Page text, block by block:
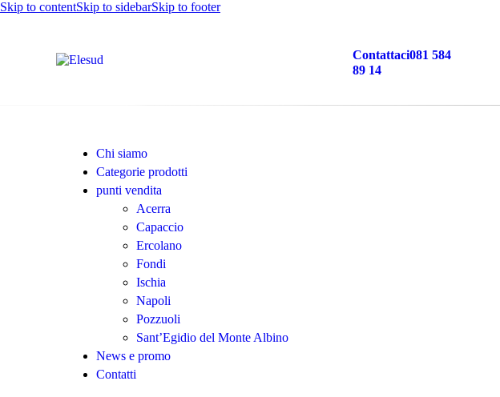
Skip to contentSkip to sidebarSkip to footer
Contattaci081 584
89 14
Chi siamo
Categorie prodotti
punti vendita
Acerra
Capaccio
Ercolano
Fondi
Ischia
Napoli
Pozzuoli
Sant’Egidio del Monte Albino
News e promo
Contatti